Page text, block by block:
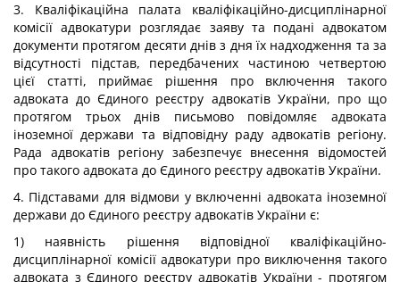
3. Кваліфікаційна палата кваліфікаційно-дисциплінарної
комісії адвокатури розглядає заяву та подані адвокатом
документи протягом десяти днів з дня їх надходження та за
відсутності підстав, передбачених частиною четвертою
цієї статті, приймає рішення про включення такого
адвоката до Єдиного реєстру адвокатів України, про що
протягом трьох днів письмово повідомляє адвоката
іноземної держави та відповідну раду адвокатів регіону.
Рада адвокатів регіону забезпечує внесення відомостей
про такого адвоката до Єдиного реєстру адвокатів України.
4. Підставами для відмови у включенні адвоката іноземної
держави до Єдиного реєстру адвокатів України є:
1) наявність рішення відповідної кваліфікаційно-
дисциплінарної комісії адвокатури про виключення такого
адвоката з Єдиного реєстру адвокатів України - протягом